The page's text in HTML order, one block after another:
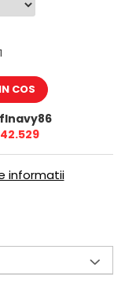
COS
informatii